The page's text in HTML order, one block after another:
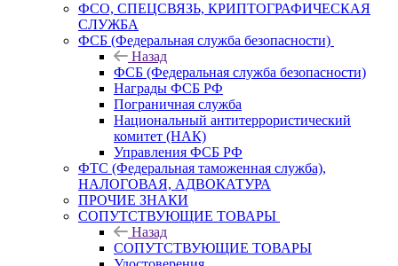
ФСО, СПЕЦСВЯЗЬ, КРИПТОГРАФИЧЕСКАЯ
СЛУЖБА
ФСБ (Федеральная служба безопасности)
Назад
ФСБ (Федеральная служба безопасности)
Награды ФСБ РФ
Пограничная служба
Национальный антитеррористический
комитет (НАК)
Управления ФСБ РФ
ФТС (Федеральная таможенная служба),
НАЛОГОВАЯ, АДВОКАТУРА
ПРОЧИЕ ЗНАКИ
СОПУТСТВУЮЩИЕ ТОВАРЫ
Назад
СОПУТСТВУЮЩИЕ ТОВАРЫ